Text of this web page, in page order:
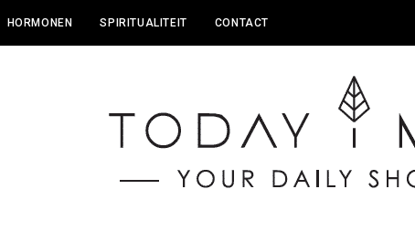
HORMONEN SPIRITUALITEIT CONTACT